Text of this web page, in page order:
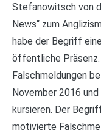
Stefanowitsch von
News“ zum
habe der Begriff
öffentliche Präsenz.
Falschmeldungen
November 2016
kursieren. Der
motivierte